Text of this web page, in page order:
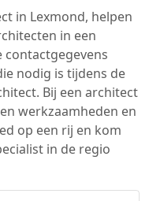
in Lexmond, helpen
in een
contactgegevens
nodig is tijdens de
Bij een architect
werkzaamheden en
op een rij en kom
in de regio